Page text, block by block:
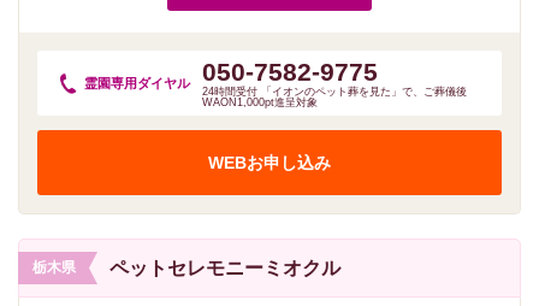
霊園専用 ダイヤル 050-7582-9775
24時間受付 「イオンのペット葬を見た」で、ご葬儀後
WAON1,000pt進呈対象
WEBお申し込み
栃木県 ペットセレモニーミオクル